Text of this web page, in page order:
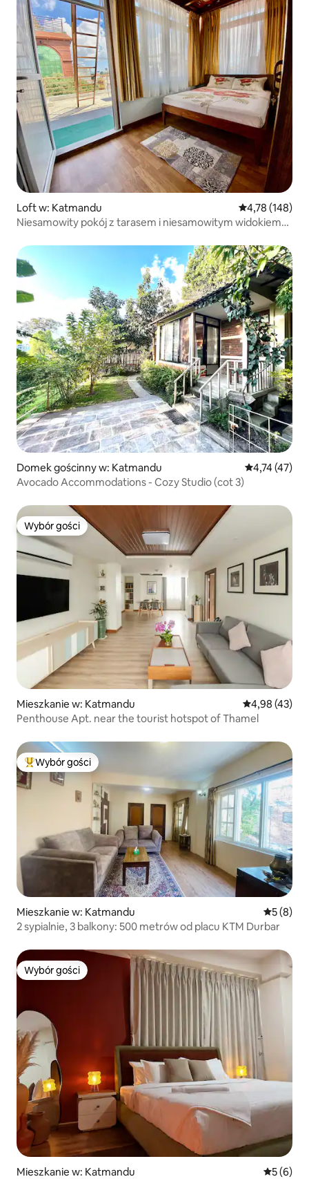
Loft w: Katmandu Średnia
4,78 (148)
Niesamowity pokój z tarasem i niesamowitym widokiem
Domek gościnny w: Katmandu Średnia
4,74 (47)
Avocado Accommodations - Cozy Studio (cot 3)
Wybór gości
Wybór gości
Mieszkanie w: Katmandu Średnia
4,98 (43)
Penthouse Apt. near the tourist hotspot of Thamel
Najpopularniejsze z kategorii Wybór gości
Wybór gości
Mieszkanie w: Katmandu Średnia
5 (8)
2 sypialnie, 3 balkony: 500 metrów od placu KTM Durbar
Wybór gości
Wybór gości
Mieszkanie w: Katmandu Średnia
5 (6)